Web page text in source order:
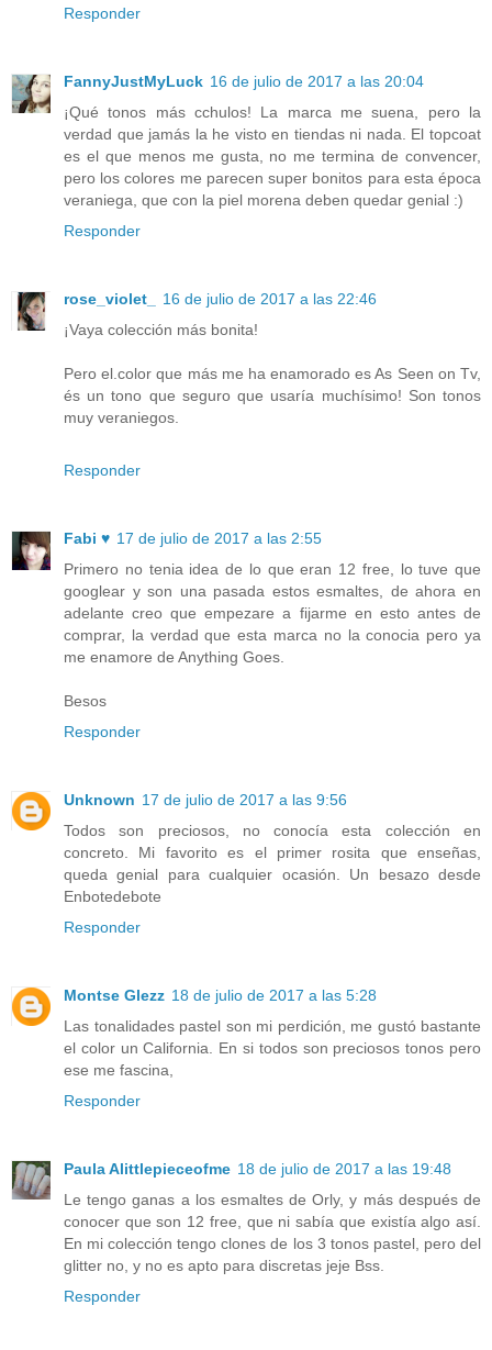
Responder
FannyJustMyLuck 16 de julio de 2017 a las 20:04
¡Qué tonos más cchulos! La marca me suena, pero la
verdad que jamás la he visto en tiendas ni nada. El topcoat
es el que menos me gusta, no me termina de convencer,
pero los colores me parecen super bonitos para esta época
veraniega, que con la piel morena deben quedar genial :)
Responder
rose_violet_
16 de julio de 2017 a las 22:46
¡Vaya colección más bonita!
Pero el.color que más me ha enamorado es As Seen on Tv,
és un tono que seguro que usaría muchísimo! Son tonos
muy veraniegos.
Responder
Fabi ♥ 17 de julio de 2017 a las 2:55
Primero no tenia idea de lo que eran 12 free, lo tuve que
googlear y son una pasada estos esmaltes, de ahora en
adelante creo que empezare a fijarme en esto antes de
comprar, la verdad que esta marca no la conocia pero ya
me enamore de Anything Goes.
Besos
Responder
Unknown 17 de julio de 2017 a las 9:56
Todos son preciosos, no conocía esta colección en
concreto. Mi favorito es el primer rosita que enseñas,
queda genial para cualquier ocasión. Un besazo desde
Enbotedebote
Responder
Montse Glezz 18 de julio de 2017 a las 5:28
Las tonalidades pastel son mi perdición, me gustó bastante
el color un California. En si todos son preciosos tonos pero
ese me fascina,
Responder
Paula Alittlepieceofme 18 de julio de 2017 a las 19:48
Le tengo ganas a los esmaltes de Orly, y más después de
conocer que son 12 free, que ni sabía que existía algo así.
En mi colección tengo clones de los 3 tonos pastel, pero del
glitter no, y no es apto para discretas jeje Bss.
Responder